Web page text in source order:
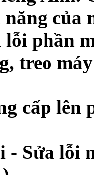
của
lỗi phần
treo
cấp lên
- Sửa lỗi